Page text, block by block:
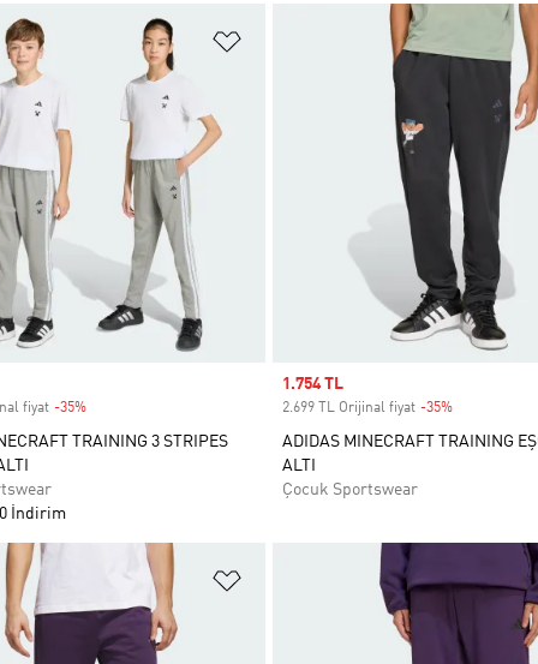
Ekle Favori Listesine Ekle
fiyat -35%Discount
TRAINING 3 STRIPES
İndirim
Sale price
1.754 TL
2.699 TL Orijinal fiyat -35%
ADIDAS MINECRAFT TRAINING
ALTI
Çocuk Sportswear
Ekle Favori Listesine Ekle